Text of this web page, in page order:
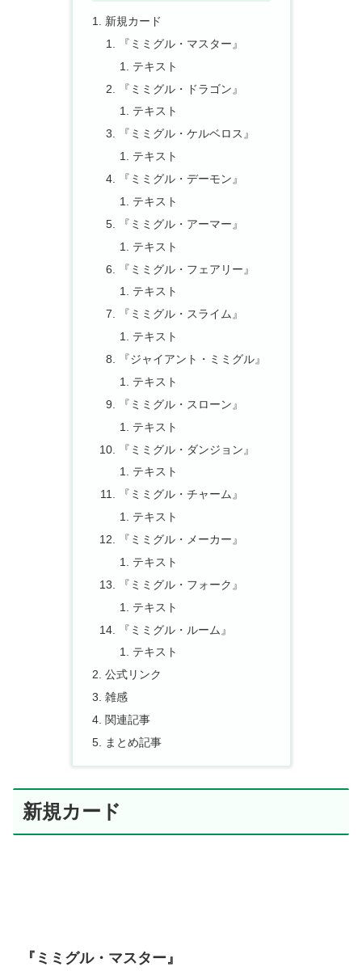
新規カード
『ミミグル・マスター』
テキスト
『ミミグル・ドラゴン』
テキスト
『ミミグル・ケルベロス』
テキスト
『ミミグル・デーモン』
テキスト
『ミミグル・アーマー』
テキスト
『ミミグル・フェアリー』
テキスト
『ミミグル・スライム』
テキスト
『ジャイアント・ミミグル』
テキスト
『ミミグル・スローン』
テキスト
『ミミグル・ダンジョン』
テキスト
『ミミグル・チャーム』
テキスト
『ミミグル・メーカー』
テキスト
『ミミグル・フォーク』
テキスト
『ミミグル・ルーム』
テキスト
公式リンク
雑感
関連記事
まとめ記事
新規カード
『ミミグル・マスター』